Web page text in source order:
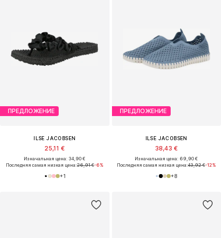
ПРЕДЛОЖЕНИЕ
ILSE JACOBSEN
25,11 €
Изначальная цена: 34,90 €
Последняя самая низкая цена:26,91 €-6%
+1
ПРЕДЛОЖЕНИЕ
ILSE JACOBSEN
38,43 €
Изначальная цена: 69,90 €
Последняя самая низкая цена:43,92 €-12%
+8